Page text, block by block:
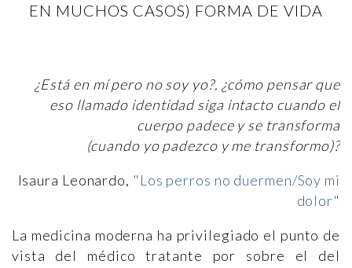
EN MUCHOS CASOS) FORMA DE VIDA
¿Está en mí pero no soy yo?, ¿cómo pensar que
eso llamado identidad siga intacto cuando el
cuerpo padece y se transforma
(cuando yo padezco y me transformo)?
Isaura Leonardo, "Los perros no duermen/Soy mi
dolor"
La medicina moderna ha privilegiado el punto de
vista del médico tratante por sobre el del